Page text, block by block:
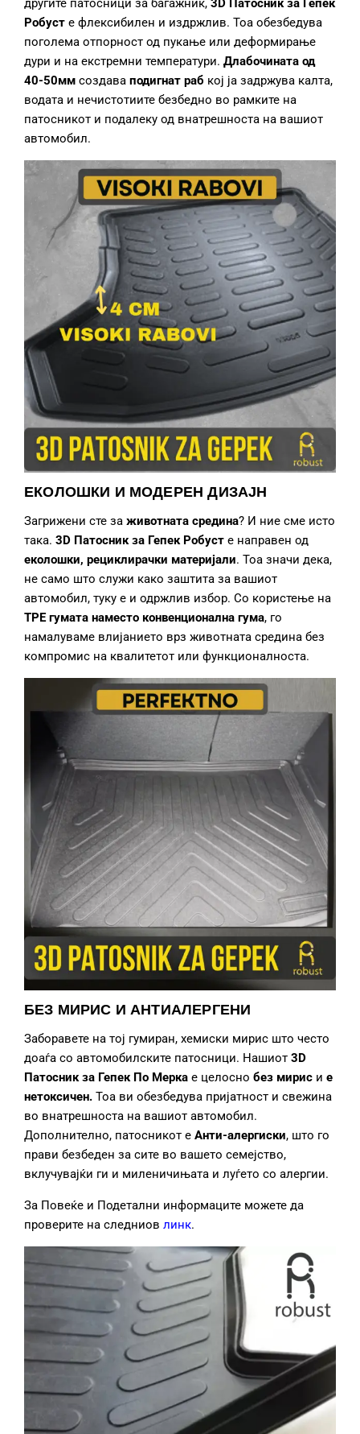
другите патосници за багажник, 3D Патосник за Гепек
Робуст е флексибилен и издржлив. Тоа обезбедува
поголема отпорност од пукање или деформирање
дури и на екстремни температури. Длабочината од
40-50мм создава подигнат раб кој ја задржува калта,
водата и нечистотиите безбедно во рамките на
патосникот и подалеку од внатрешноста на вашиот
автомобил.
ЕКОЛОШКИ И МОДЕРЕН ДИЗАЈН
Загрижени сте за животната средина? И ние сме исто
така. 3D Патосник за Гепек Робуст е направен од
еколошки, рециклирачки материјали. Тоа значи дека,
не само што служи како заштита за вашиот
автомобил, туку е и одржлив избор. Со користење на
TPE гумата наместо конвенционална гума, го
намалуваме влијанието врз животната средина без
компромис на квалитетот или функционалноста.
БЕЗ МИРИС И АНТИАЛЕРГЕНИ
Заборавете на тој гумиран, хемиски мирис што често
доаѓа со автомобилските патосници. Нашиот 3D
Патосник за ГепекПо Мерка е целосно без мирис и е
нетоксичен. Тоа ви обезбедува пријатност и свежина
во внатрешноста на вашиот автомобил.
Дополнително, патосникот е Анти-алергиски, што го
прави безбеден за сите во вашето семејство,
вклучувајќи ги и миленичињата и луѓето со алергии.
За Повеќе и Подетални информаците можете да
проверите на следниов линк.